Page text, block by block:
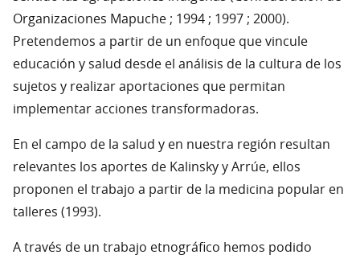
Organizaciones Mapuche ; 1994 ; 1997 ; 2000).
Pretendemos a partir de un enfoque que vincule
educación y salud desde el análisis de la cultura de los
sujetos y realizar aportaciones que permitan
implementar acciones transformadoras.
En el campo de la salud y en nuestra región resultan
relevantes los aportes de Kalinsky y Arrúe, ellos
proponen el trabajo a partir de la medicina popular en
talleres (1993).
A través de un trabajo etnográfico hemos podido